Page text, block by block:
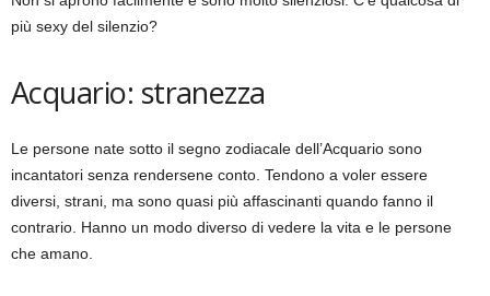
più sexy del silenzio?
Acquario: stranezza
Le persone nate sotto il segno zodiacale dell’Acquario sono
incantatori senza rendersene conto. Tendono a voler essere
diversi, strani, ma sono quasi più affascinanti quando fanno il
contrario. Hanno un modo diverso di vedere la vita e le persone
che amano.